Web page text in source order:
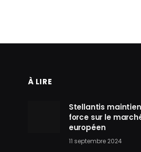
À LIRE
Stellantis
force sur le
européen
11 septembre 2024